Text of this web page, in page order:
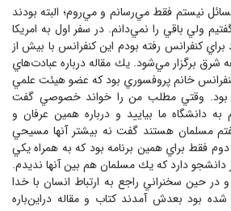
نيستم فقط مي‌رسانم و مي‌روم؛ البته بودند
ولي باقي را نمي‌دانم. در سفر اول به امريكا
كنفرانس رفته بودم اين كنفرانس با بيش از
شرق برگزار مي‌شود. يك مقاله درباره عبادت‌هاي
خانم پروفسوري بود كه عضو هيئت علمي
بود. وقتي مطلب من را خواند خصوصي گفت
دانشگاه ما بياييد و درباره همين عرفان و
مسلمان هستند گفت نه بيشتر آنها مسيحي
فقط براي همين برنامه بود كه به همراه يكي
رفتم آنجا. 7هزار دانشجو دارد كه يك مسلمان هم بين آنها نديدم.
در حين سخنراني راجع به ارتباط انسان با خدا
بود بعدش آمدند كتاب و مقاله دراين‌باره